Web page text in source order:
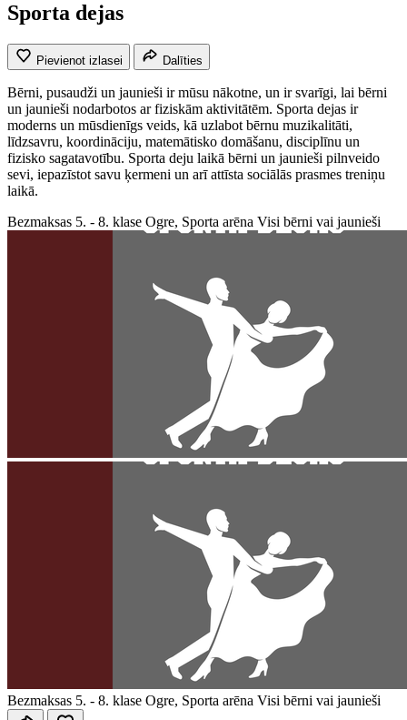
Sporta dejas
Pievienot izlasei Dalīties
Bērni, pusaudži un jaunieši ir mūsu nākotne, un ir svarīgi, lai bērni
un jaunieši nodarbotos ar fiziskām aktivitātēm. Sporta dejas ir
moderns un mūsdienīgs veids, kā uzlabot bērnu muzikalitāti,
līdzsavru, koordināciju, matemātisko domāšanu, disciplīnu un
fizisko sagatavotību. Sporta deju laikā bērni un jaunieši pilnveido
sevi, iepazīstot savu ķermeni un arī attīsta sociālās prasmes treniņu
laikā.
Bezmaksas 5. - 8. klase Ogre, Sporta arēna Visi bērni vai jaunieši
Bezmaksas 5. - 8. klase Ogre, Sporta arēna Visi bērni vai jaunieši